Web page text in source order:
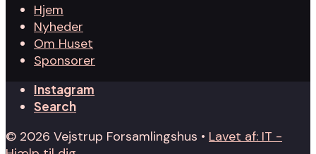
Hjem
Nyheder
Om Huset
Sponsorer
Instagram
Search
© 2026 Vejstrup Forsamlingshus • Lavet af: IT -